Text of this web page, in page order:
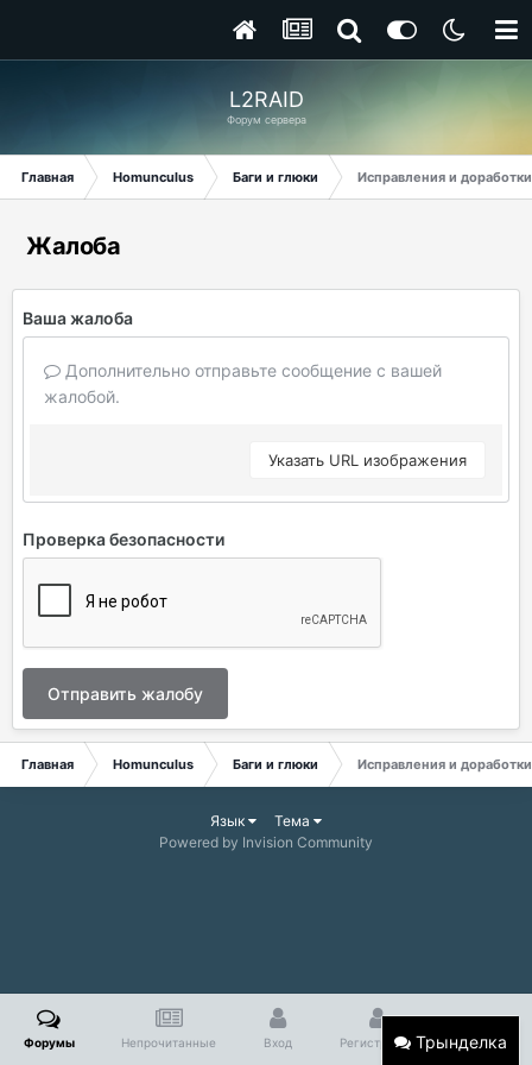
L2RAID
Форум сервера
Главная Homunculus Баги и глюки Исправления и
Жалоба
Ваша жалоба
Дополнительно отправьте сообщение с вашей
жалобой.
Указать URL изображения
Проверка безопасности
Отправить жалобу
Главная Homunculus Баги и глюки Исправления и
Трынделка
Язык
Тема
Powered by Invision Community
Форумы Непрочитанные Вход Регистрация Больше